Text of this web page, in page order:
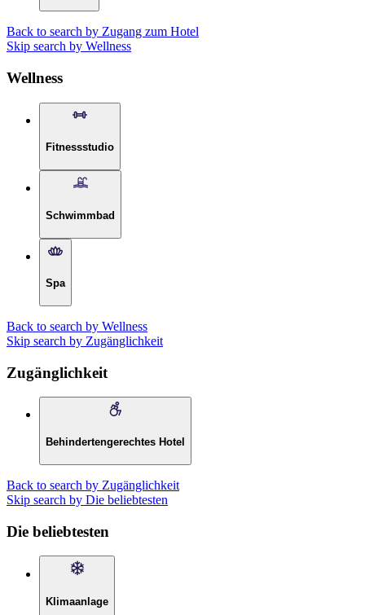
Back to search by Zugang zum Hotel
Skip search by Wellness
Wellness
Fitnessstudio
Schwimmbad
Spa
Back to search by Wellness
Skip search by Zugänglichkeit
Zugänglichkeit
Behindertengerechtes Hotel
Back to search by Zugänglichkeit
Skip search by Die beliebtesten
Die beliebtesten
Klimaanlage